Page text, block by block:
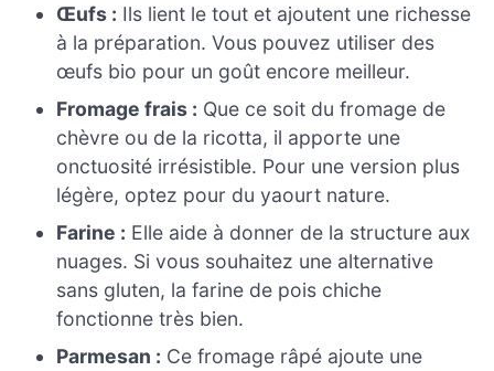
Œufs : Ils lient le tout et ajoutent une richesse
à la préparation. Vous pouvez utiliser des
œufs bio pour un goût encore meilleur.
Fromage frais : Que ce soit du fromage de
chèvre ou de la ricotta, il apporte une
onctuosité irrésistible. Pour une version plus
légère, optez pour du yaourt nature.
Farine : Elle aide à donner de la structure aux
nuages. Si vous souhaitez une alternative
sans gluten, la farine de pois chiche
fonctionne très bien.
Parmesan : Ce fromage râpé ajoute une